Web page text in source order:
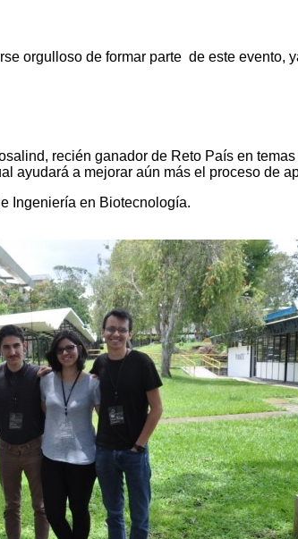
orgulloso de formar parte de este
recién ganador de Reto País en
ayudará a mejorar aún más el proceso de
Ingeniería en Biotecnología.